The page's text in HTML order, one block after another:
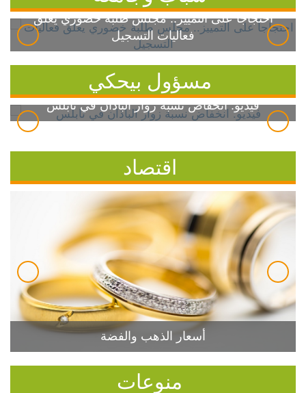
احتجاجاً على التمييز.. مجلس طلبة خضوري يعلق
فعاليات التسجيل
مسؤول بيحكي
فيديو: انخفاض نسبة زوار الباذان في نابلس
اقتصاد
أسعار الذهب والفضة
منوعات